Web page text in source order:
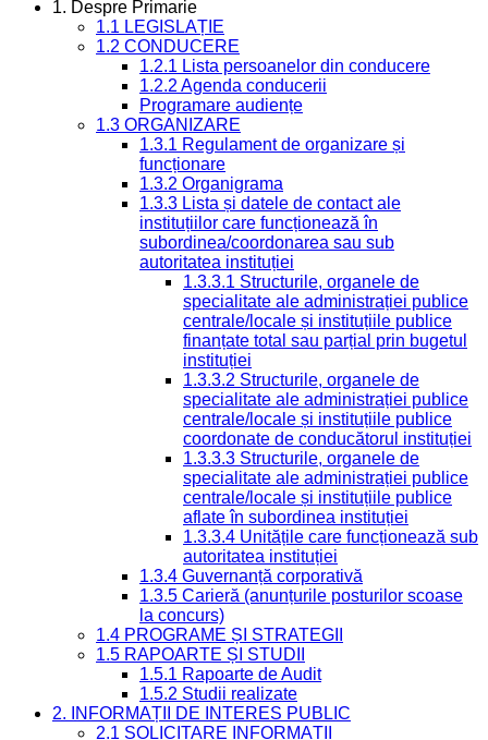
1. Despre Primarie
1.1 LEGISLAȚIE
1.2 CONDUCERE
1.2.1 Lista persoanelor din conducere
1.2.2 Agenda conducerii
Programare audiențe
1.3 ORGANIZARE
1.3.1 Regulament de organizare și
funcționare
1.3.2 Organigrama
1.3.3 Lista și datele de contact ale
instituțiilor care funcționează în
subordinea/coordonarea sau sub
autoritatea instituției
1.3.3.1 Structurile, organele de
specialitate ale administrației publice
centrale/locale și instituțiile publice
finanțate total sau parțial prin bugetul
instituției
1.3.3.2 Structurile, organele de
specialitate ale administrației publice
centrale/locale și instituțiile publice
coordonate de conducătorul instituției
1.3.3.3 Structurile, organele de
specialitate ale administrației publice
centrale/locale și instituțiile publice
aflate în subordinea instituției
1.3.3.4 Unitățile care funcționează sub
autoritatea instituției
1.3.4 Guvernanță corporativă
1.3.5 Carieră (anunțurile posturilor scoase
la concurs)
1.4 PROGRAME ȘI STRATEGII
1.5 RAPOARTE ȘI STUDII
1.5.1 Rapoarte de Audit
1.5.2 Studii realizate
2. INFORMAȚII DE INTERES PUBLIC
2.1 SOLICITARE INFORMAȚII